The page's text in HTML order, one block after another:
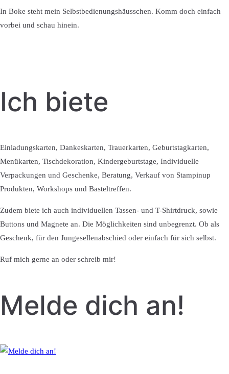
In Boke steht mein Selbstbedienungshäusschen. Komm doch einfach
vorbei und schau hinein.
Ich biete
Einladungskarten, Dankeskarten, Trauerkarten, Geburtstagkarten,
Menükarten, Tischdekoration, Kindergeburtstage, Individuelle
Verpackungen und Geschenke, Beratung, Verkauf von Stampinup
Produkten, Workshops und Basteltreffen.
Zudem biete ich auch individuellen Tassen- und T-Shirtdruck, sowie
Buttons und Magnete an. Die Möglichkeiten sind unbegrenzt. Ob als
Geschenk, für den Jungesellenabschied oder einfach für sich selbst.
Ruf mich gerne an oder schreib mir!
Melde dich an!